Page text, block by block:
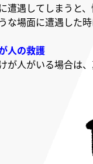
遭遇してしまうと
な場面に遭遇した
人の救護
が人がいる場合は